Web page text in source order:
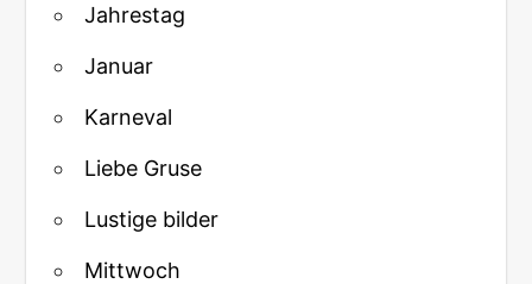
Jahrestag
Januar
Karneval
Liebe Gruse
Lustige bilder
Mittwoch